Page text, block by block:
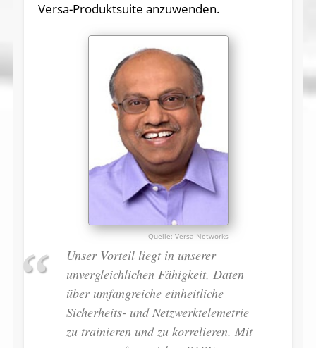
Versa-Produktsuite anzuwenden.
Versa Networks
Unser Vorteil liegt in unserer
unvergleichlichen Fähigkeit, Daten
über umfangreiche einheitliche
Sicherheits- und Netzwerktelemetrie
zu trainieren und zu korrelieren. Mit